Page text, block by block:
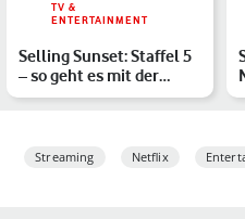
TV &
ENTERTAINMENT
Selling Sunset: Staffel 5
– so geht es mit der
Realityshow weiter
Streaming Netflix